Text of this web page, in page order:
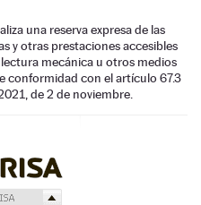
una reserva expresa de las
y otras prestaciones accesibles
mecánica u otros medios
conformidad con el artículo 67.3
de 2 de noviembre.